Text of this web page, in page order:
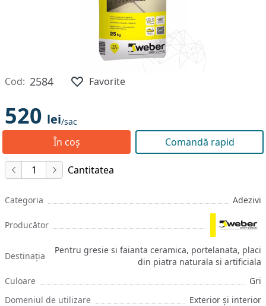
Cod: 2584 Favorite
520 lei/sac
În coș Comandă rapid
Cantitatea
Categoria Adezivi
Producător
Destinația
Pentru gresie si faianta ceramica, portelanata, placi
din piatra naturala si artificiala
Culoare
Gri
Domeniul de utilizare
Exterior și interior